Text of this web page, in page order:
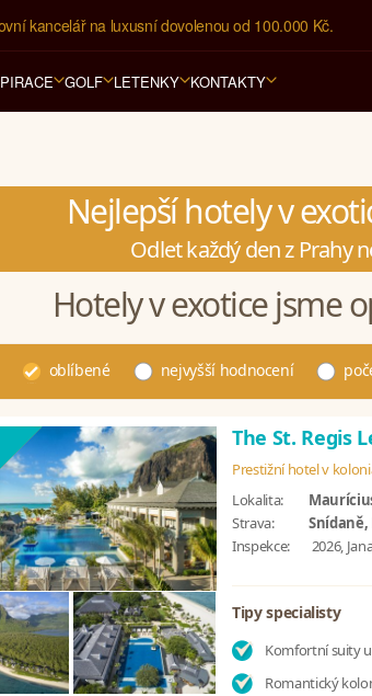
kancelář na luxusní dovolenou od 100.000 Kč.
GOLF LETENKY KONTAKTY
Nejlepší hotely v
Odlet každý den z Prahy
Hotely v exotice jsme
oblíbené nejvyšší hodnocení
The St. Regis
Prestižní hotel v
Lokalita:
Strava:
Snídaně,
Inspekce:
2026,
Tipy specialisty
Komfortní suity
Romantický